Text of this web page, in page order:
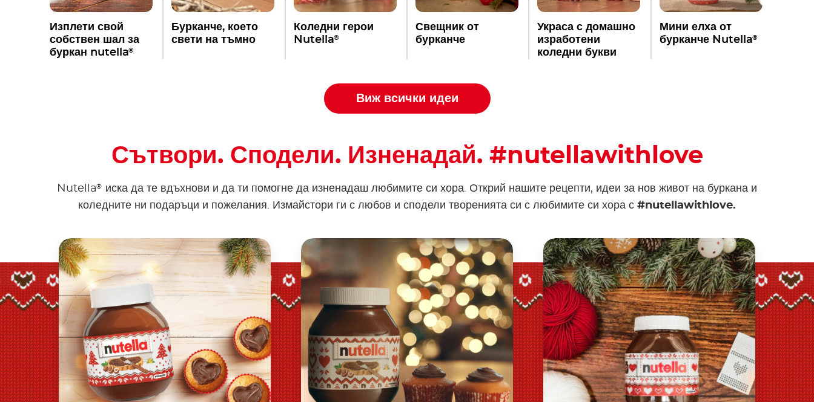
Изплети свой
собствен шал за
буркан nutella®
Бурканче, което
свети на тъмно
Коледни герои
Nutella®
Свещник от
бурканче
Украса с домашно
изработени
коледни букви
Мини елха от
бурканче Nutella®
Виж всички идеи
Сътвори. Сподели. Изненадай. #nutellawithlove
Nutella®
иска да те вдъхнови и да ти помогне да изненадаш любимите си хора. Открий нашите рецепти, идеи за нов живот на буркана и
коледните ни подаръци и пожелания. Измайстори ги с любов и сподели творенията си с любимите си хора с #nutellawithlove.